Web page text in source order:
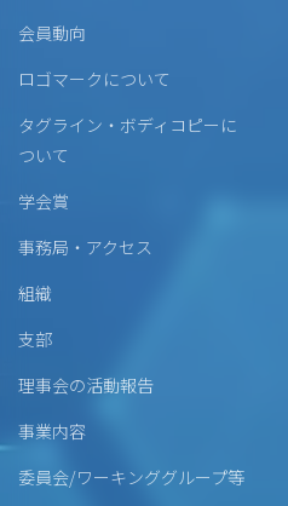
会員動向
ロゴマークについて
タグライン・ボディコピーに
ついて
学会賞
事務局・アクセス
組織
支部
理事会の活動報告
事業内容
委員会/ワーキンググループ等